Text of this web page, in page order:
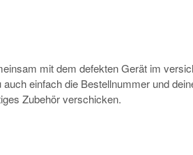
mit dem defekten Gerät im
einfach die Bestellnummer und
Zubehör verschicken.